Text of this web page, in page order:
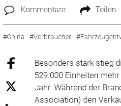
Kommentare Teilen
#China #Verbraucher
Besonders stark stieg
529.000 Einheiten
Jahr. Während der
Association) den